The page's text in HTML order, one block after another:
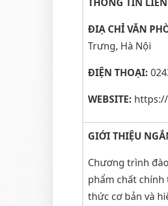
ĐIẠ CHỈ VĂN
Trưng, Hà Nội
ĐIỆN THOẠI:
WEBSITE:
GIỚI THIỆU
Chương trình
phẩm chất
thức cơ bản và